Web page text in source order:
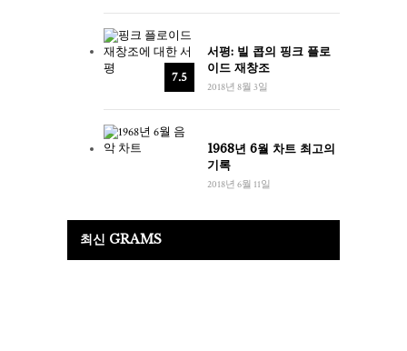
7.5
서평: 빌 콥의 핑크 플로
이드 재창조
2018년 8월 3일
1968년 6월 차트 최고의
기록
2018년 6월 11일
최신 GRAMS